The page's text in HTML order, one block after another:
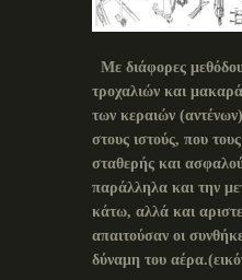
Με διάφορες
τροχαλιών και
των κεραιών
στους ιστούς, που
σταθερής και
παράλληλα και την
κάτω, αλλά και
απαιτούσαν οι
δύναμη του